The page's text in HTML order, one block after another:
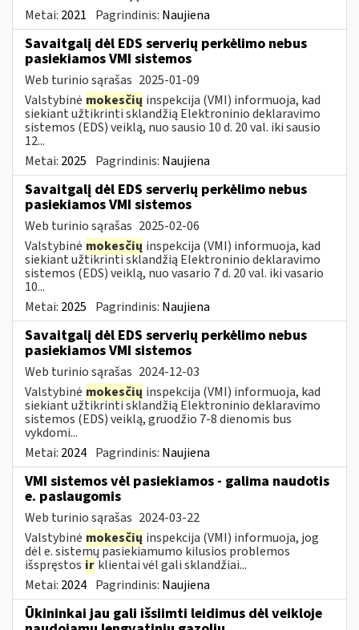
Metai: 2021 Pagrindinis: Naujiena
Savaitgalį dėl EDS serverių perkėlimo nebus
pasiekiamos VMI sistemos
Web turinio sąrašas 2025-01-09
Valstybinė mokesčių inspekcija (VMI) informuoja, kad
siekiant užtikrinti sklandžią Elektroninio deklaravimo
sistemos (EDS) veiklą, nuo sausio 10 d. 20 val. iki sausio
12...
Metai: 2025 Pagrindinis: Naujiena
Savaitgalį dėl EDS serverių perkėlimo nebus
pasiekiamos VMI sistemos
Web turinio sąrašas 2025-02-06
Valstybinė mokesčių inspekcija (VMI) informuoja, kad
siekiant užtikrinti sklandžią Elektroninio deklaravimo
sistemos (EDS) veiklą, nuo vasario 7 d. 20 val. iki vasario
10...
Metai: 2025 Pagrindinis: Naujiena
Savaitgalį dėl EDS serverių perkėlimo nebus
pasiekiamos VMI sistemos
Web turinio sąrašas 2024-12-03
Valstybinė mokesčių inspekcija (VMI) informuoja, kad
siekiant užtikrinti sklandžią Elektroninio deklaravimo
sistemos (EDS) veiklą, gruodžio 7-8 dienomis bus
vykdomi...
Metai: 2024 Pagrindinis: Naujiena
VMI sistemos vėl pasiekiamos - galima naudotis
e. paslaugomis
Web turinio sąrašas 2024-03-22
Valstybinė mokesčių inspekcija (VMI) informuoja, jog
dėl e. sistemų pasiekiamumo kilusios problemos
išspręstos ir klientai vėl gali sklandžiai...
Metai: 2024 Pagrindinis: Naujiena
Ūkininkai jau gali išsiimti leidimus dėl veikloje